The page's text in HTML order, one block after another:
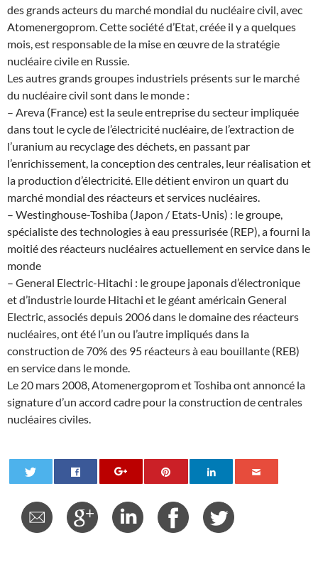
des grands acteurs du marché mondial du nucléaire civil, avec
Atomenergoprom. Cette société d’Etat, créée il y a quelques
mois, est responsable de la mise en œuvre de la stratégie
nucléaire civile en Russie.
Les autres grands groupes industriels présents sur le marché
du nucléaire civil sont dans le monde :
– Areva (France) est la seule entreprise du secteur impliquée
dans tout le cycle de l’électricité nucléaire, de l’extraction de
l’uranium au recyclage des déchets, en passant par
l’enrichissement, la conception des centrales, leur réalisation et
la production d’électricité. Elle détient environ un quart du
marché mondial des réacteurs et services nucléaires.
– Westinghouse-Toshiba (Japon / Etats-Unis) : le groupe,
spécialiste des technologies à eau pressurisée (REP), a fourni la
moitié des réacteurs nucléaires actuellement en service dans le
monde
– General Electric-Hitachi : le groupe japonais d’électronique
et d’industrie lourde Hitachi et le géant américain General
Electric, associés depuis 2006 dans le domaine des réacteurs
nucléaires, ont été l’un ou l’autre impliqués dans la
construction de 70% des 95 réacteurs à eau bouillante (REB)
en service dans le monde.
Le 20 mars 2008, Atomenergoprom et Toshiba ont annoncé la
signature d’un accord cadre pour la construction de centrales
nucléaires civiles.